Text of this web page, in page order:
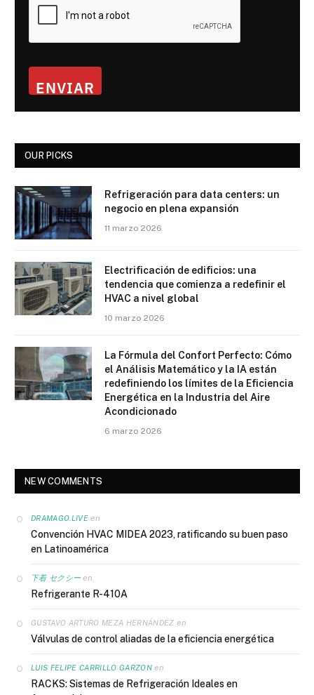
ENVIAR
OUR PICKS
Refrigeración para data centers: un
negocio en plena expansión
11 marzo 2026
Electrificación de edificios: una
tendencia que comienza a redefinir el
HVAC a nivel global
10 marzo 2026
La Fórmula del Confort Perfecto: Cómo
el Análisis Matemático y la IA están
redefiniendo los límites de la Eficiencia
Energética en la Industria del Aire
Acondicionado
6 marzo 2026
NEW COMMENTS
DRAMAGO.LIVEen
Convención HVAC MIDEA 2023, ratificando su buen paso
en Latinoamérica
下着 セクシー en
Refrigerante R-410A
GUSTAVO ARTURO MEZA HERNÁNDEZ en
Válvulas de control aliadas de la eficiencia energética
LUIS FELIPE CARRILLO GARZONen
RACKS: Sistemas de Refrigeración Ideales en